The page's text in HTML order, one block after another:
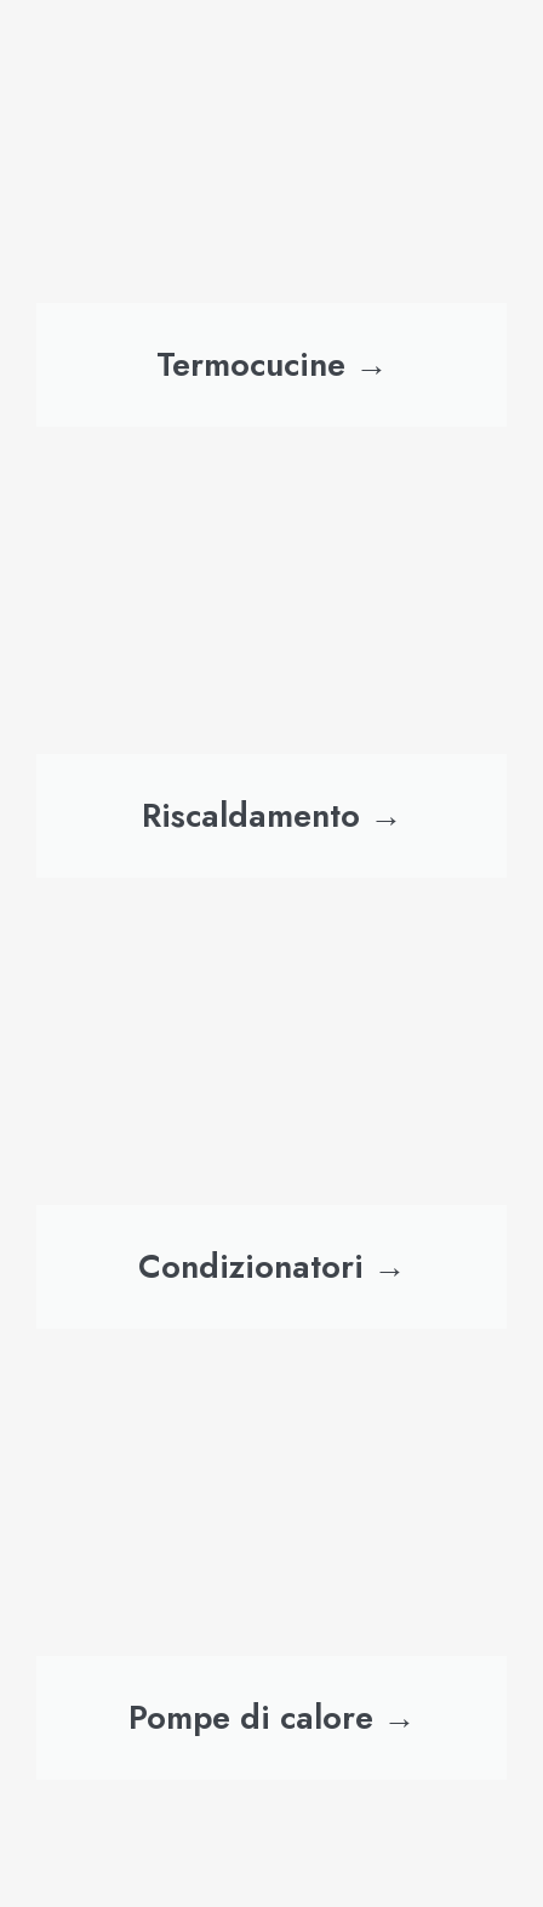
Termocucine →
Riscaldamento →
Condizionatori →
Pompe di calore →